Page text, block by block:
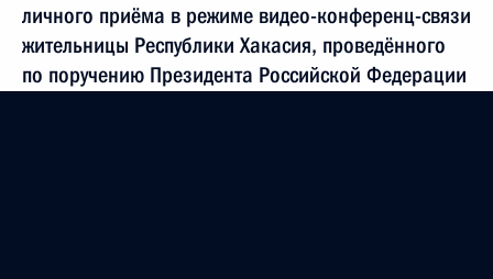
личного приёма в режиме видео-конференц-связи
жительницы Республики Хакасия, проведённого
по поручению Президента Российской Федерации